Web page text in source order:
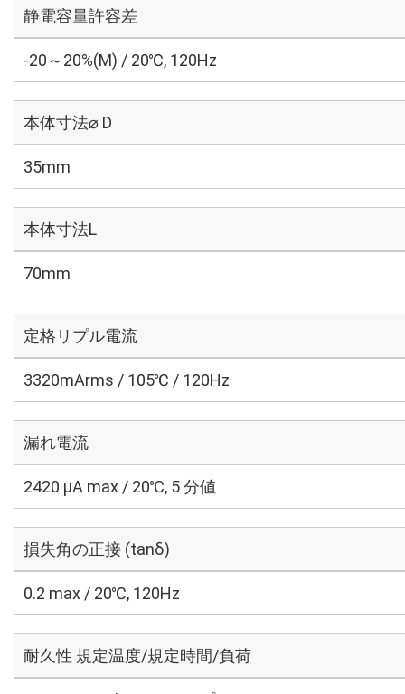
静電容量許容差
-20～20%(M) / 20℃, 120Hz
本体寸法⌀ D
35mm
本体寸法L
70mm
定格リプル電流
3320mArms / 105℃ / 120Hz
漏れ電流
2420 μA max / 20℃, 5 分値
損失角の正接 (tanδ)
0.2 max / 20℃, 120Hz
耐久性 規定温度/規定時間/負荷